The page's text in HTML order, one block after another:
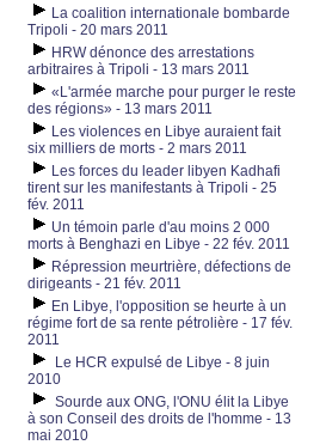
La coalition internationale bombarde
Tripoli - 20 mars 2011
HRW dénonce des arrestations
arbitraires à Tripoli - 13 mars 2011
«L'armée marche pour purger le reste
des régions» - 13 mars 2011
Les violences en Libye auraient fait
six milliers de morts - 2 mars 2011
Les forces du leader libyen Kadhafi
tirent sur les manifestants à Tripoli - 25
fév. 2011
Un témoin parle d'au moins 2 000
morts à Benghazi en Libye - 22 fév. 2011
Répression meurtrière, défections de
dirigeants - 21 fév. 2011
En Libye, l'opposition se heurte à un
régime fort de sa rente pétrolière - 17 fév.
2011
Le HCR expulsé de Libye - 8 juin
2010
Sourde aux ONG, l'ONU élit la Libye
à son Conseil des droits de l'homme - 13
mai 2010